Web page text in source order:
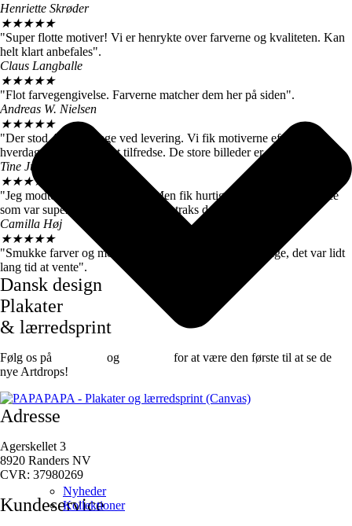
Nyheder
Kollektioner
Henriette Skrøder
★★★★★
"Super flotte motiver! Vi er henrykte over farverne og kvaliteten. Kan
helt klart anbefales".
Claus Langballe
★★★★★
"Flot farvegengivelse. Farverne matcher dem her på siden".
Andreas W. Nielsen
★★★★★
"Der stod 4-6 hverdage ved levering. Vi fik motiverne efter 3
hverdage, så vi er meget tilfredse. De store billeder er virkelig flotte."
Tine Juul
★★★★
"Jeg modtog en forkert plakat. Men fik hurtigt talt med kundeservice
som var super søde og sendte mig straks den rigtige".
Camilla Høj
★★★★★
"Smukke farver og motiver, de kom dog først efter 7 dage, det var lidt
lang tid at vente".
Dansk design
Plakater
& lærredsprint
Følg os på og
for at være den første til at se de
nye Artdrops!
Adresse
Agerskellet 3
8920 Randers NV
CVR: 37980269
Kundeservice